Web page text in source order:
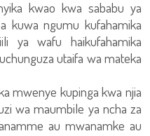
kwao kwa sababu ya
kuwa ngumu kufahamika
ya wafu haikufahamika
utaifa wa mateka
mwenye kupinga kwa njia
wa maumbile ya ncha za
au mwanamke au